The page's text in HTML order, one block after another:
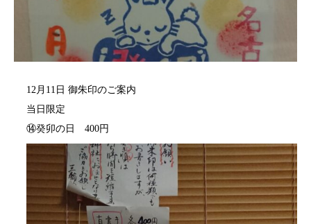
12月11日 御朱印のご案内
当日限定
⑭癸卯の日 400円